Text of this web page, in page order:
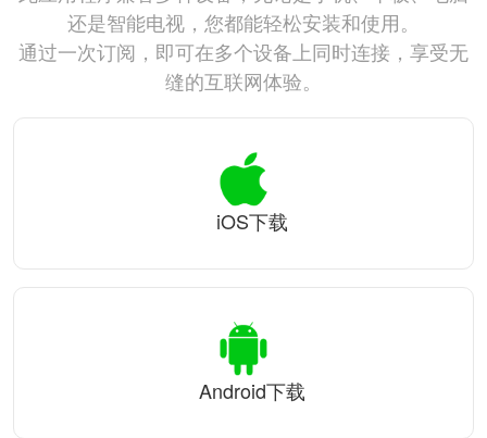
还是智能电视，您都能轻松安装和使用。
通过一次订阅，即可在多个设备上同时连接，享受无
缝的互联网体验。
iOS下载
Android下载